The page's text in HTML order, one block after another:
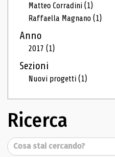
Matteo Corradini(1)
Raffaella Magnano(1)
Anno
2017(1)
Sezioni
Nuovi progetti(1)
Ricerca
Cerca